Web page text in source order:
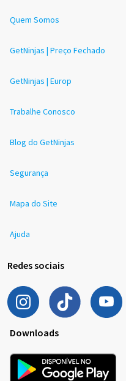
Quem Somos
GetNinjas | Preço Fechado
GetNinjas | Europ
Trabalhe Conosco
Blog do GetNinjas
Segurança
Mapa do Site
Ajuda
Redes sociais
Downloads